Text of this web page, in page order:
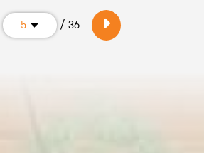
5 / 36